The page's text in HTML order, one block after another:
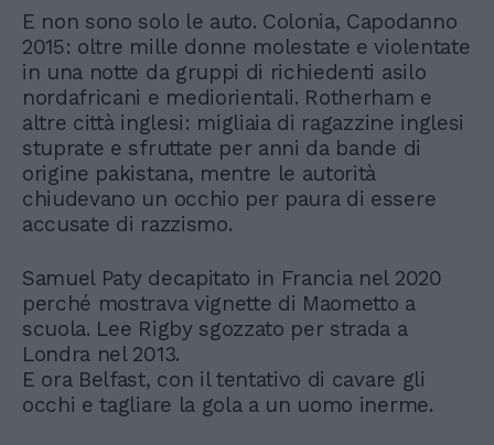
E non sono solo le auto. Colonia, Capodanno
2015: oltre mille donne molestate e violentate
in una notte da gruppi di richiedenti asilo
nordafricani e mediorientali. Rotherham e
altre città inglesi: migliaia di ragazzine inglesi
stuprate e sfruttate per anni da bande di
origine pakistana, mentre le autorità
chiudevano un occhio per paura di essere
accusate di razzismo.
Samuel Paty decapitato in Francia nel 2020
perché mostrava vignette di Maometto a
scuola. Lee Rigby sgozzato per strada a
Londra nel 2013.
E ora Belfast, con il tentativo di cavare gli
occhi e tagliare la gola a un uomo inerme.